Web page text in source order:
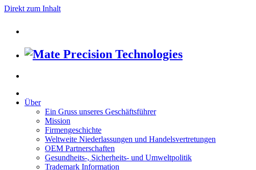
Direkt zum Inhalt
Über
Ein Gruss unseres Geschäftsführer
Mission
Firmengeschichte
Weltweite Niederlassungen und Handelsvertretungen
OEM Partnerschaften
Gesundheits-, Sicherheits- und Umweltpolitik
Trademark Information